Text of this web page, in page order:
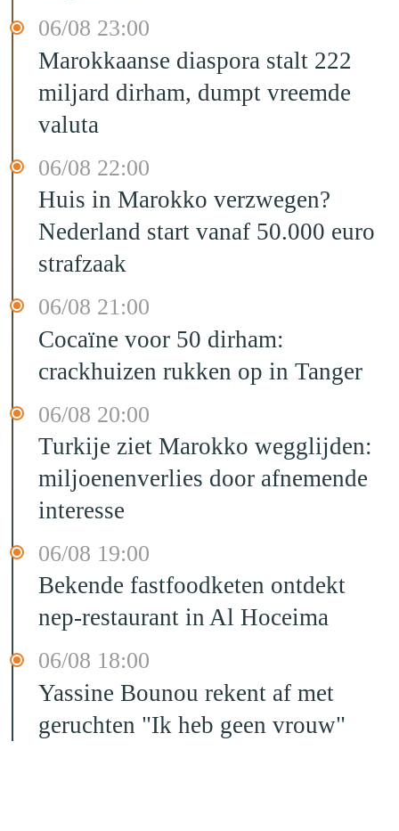
06/08 23:00
Marokkaanse diaspora stalt 222
miljard dirham, dumpt vreemde
valuta
06/08 22:00
Huis in Marokko verzwegen?
Nederland start vanaf 50.000 euro
strafzaak
06/08 21:00
Cocaïne voor 50 dirham:
crackhuizen rukken op in Tanger
06/08 20:00
Turkije ziet Marokko wegglijden:
miljoenenverlies door afnemende
interesse
06/08 19:00
Bekende fastfoodketen ontdekt
nep-restaurant in Al Hoceima
06/08 18:00
Yassine Bounou rekent af met
geruchten "Ik heb geen vrouw"